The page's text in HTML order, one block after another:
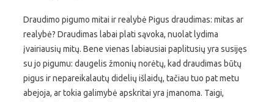
Draudimo pigumo mitai ir realybė Pigus draudimas: mitas ar
realybė? Draudimas labai plati sąvoka, nuolat lydima
įvairiausių mitų. Bene vienas labiausiai paplitusių yra susijęs
su jo pigumu: daugelis žmonių norėtų, kad draudimas būtų
pigus ir nepareikalautų didelių išlaidų, tačiau tuo pat metu
abejoja, ar tokia galimybė apskritai yra įmanoma. Taigi,